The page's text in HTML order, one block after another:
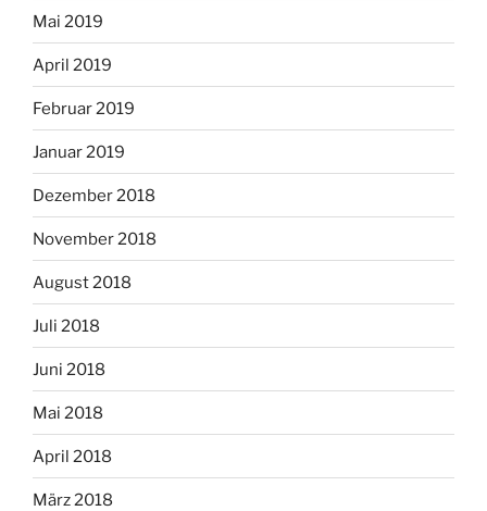
Mai 2019
April 2019
Februar 2019
Januar 2019
Dezember 2018
November 2018
August 2018
Juli 2018
Juni 2018
Mai 2018
April 2018
März 2018